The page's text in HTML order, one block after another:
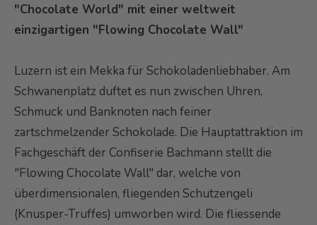
"Chocolate World" mit einer weltweit
einzigartigen "Flowing Chocolate Wall"
Luzern ist ein Mekka für Schokoladenliebhaber. Am
Schwanenplatz duftet es nun zwischen Uhren,
Schmuck und Banknoten nach feiner
zartschmelzender Schokolade. Die Hauptattraktion im
Fachgeschäft der Confiserie Bachmann stellt die
"Flowing Chocolate Wall" dar, welche von
überdimensionalen, fliegenden Schutzengeli
(Knusper-Truffes) umworben wird. Die fliessende